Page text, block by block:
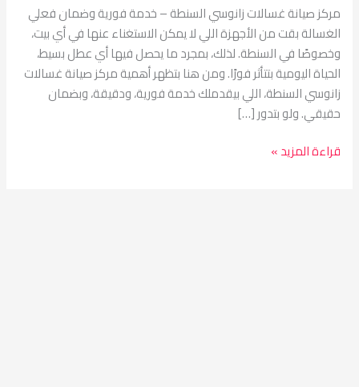
مركز صيانة غسالات زانوسي السنطة – خدمة فورية وضمان فعلي
الغسالة بقت من الأجهزة اللي لا يمكن الاستغناء عنها في أي بيت،
وخصوصًا في السنطة. لذلك، بمجرد ما يحصل فيها أي عطل بسيط،
الحياة اليومية بتتأثر فورًا. ومن هنا بتظهر أهمية مركز صيانة غسالات
زانوسي السنطة، اللي بيقدملك خدمة فورية، ودقيقة، وبضمان
حقيقي. ولو بتدور […]
قراءة المزيد »